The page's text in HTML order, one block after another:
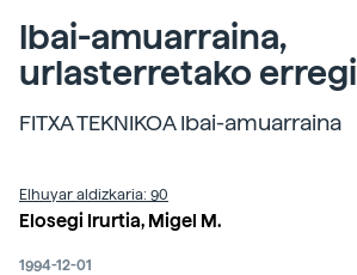
Ibai-amuarraina,
urlasterretako
FITXA TEKNIKOA Ibai-amuarraina
Elhuyar aldizkaria: 90
Elosegi Irurtia, Migel M.
1994-12-01